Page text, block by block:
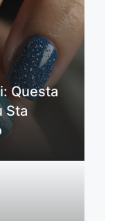
Questa
Sta